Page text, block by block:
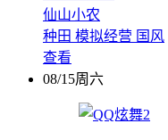
仙山小农
种田 模拟经营 国风
查看
08/15周六